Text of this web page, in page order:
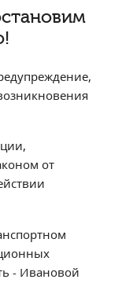
ДДТТ
от
- Ивановой